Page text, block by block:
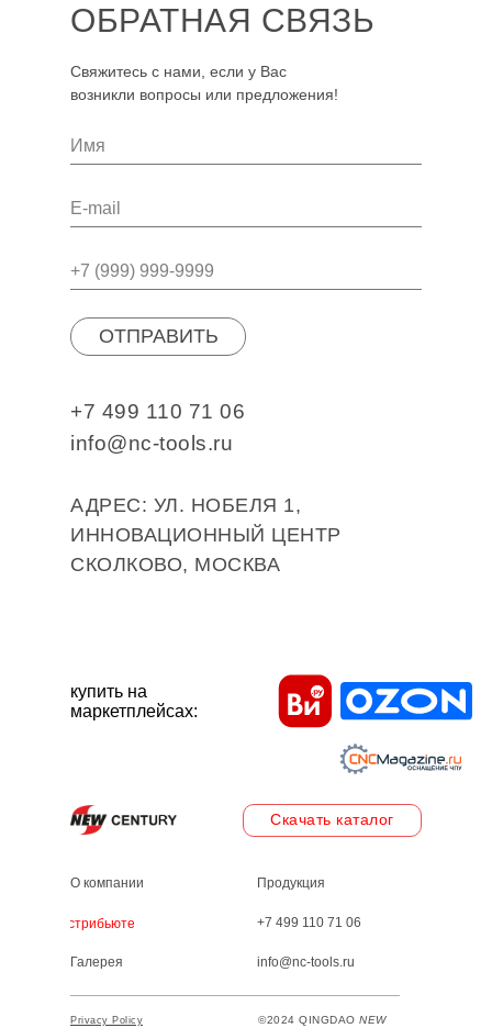
ОБРАТНАЯ СВЯЗЬ
Свяжитесь с нами, если у Вас
возникли вопросы или предложения!
+7 499 110 71 06
info@nc-tools.ru
АДРЕС: УЛ. НОБЕЛЯ 1,
ИННОВАЦИОННЫЙ ЦЕНТР
СКОЛКОВО, МОСКВА
ОТПРАВИТЬ
+7 499 110 71 06
info@nc-tools.ru
©2024 QINGDAO NEW
Privacy Policy
Скачать каталог
О компании Продукция
Галерея
Дистрибьютеры
купить на
маркетплейсах: